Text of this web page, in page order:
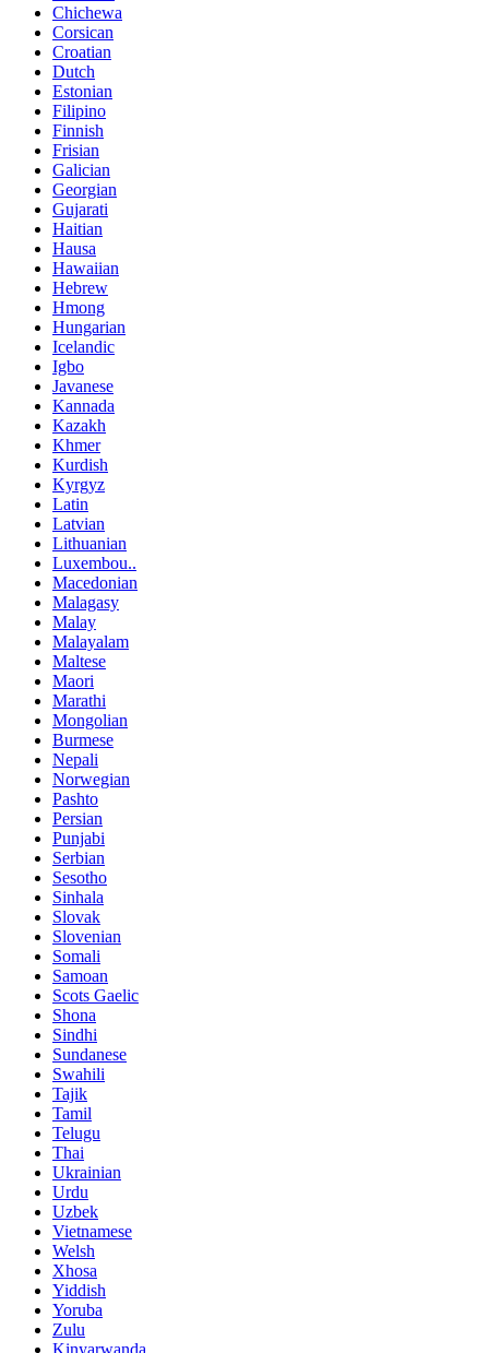
Chichewa
Corsican
Croatian
Dutch
Estonian
Filipino
Finnish
Frisian
Galician
Georgian
Gujarati
Haitian
Hausa
Hawaiian
Hebrew
Hmong
Hungarian
Icelandic
Igbo
Javanese
Kannada
Kazakh
Khmer
Kurdish
Kyrgyz
Latin
Latvian
Lithuanian
Luxembou..
Macedonian
Malagasy
Malay
Malayalam
Maltese
Maori
Marathi
Mongolian
Burmese
Nepali
Norwegian
Pashto
Persian
Punjabi
Serbian
Sesotho
Sinhala
Slovak
Slovenian
Somali
Samoan
Scots Gaelic
Shona
Sindhi
Sundanese
Swahili
Tajik
Tamil
Telugu
Thai
Ukrainian
Urdu
Uzbek
Vietnamese
Welsh
Xhosa
Yiddish
Yoruba
Zulu